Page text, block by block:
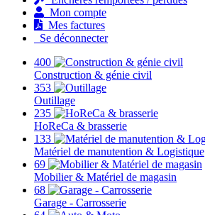
Mon compte
Mes factures
Se déconnecter
400
Construction & génie civil
353
Outillage
235
HoReCa & brasserie
133
Matériel de manutention & Logistique
69
Mobilier & Matériel de magasin
68
Garage - Carrosserie